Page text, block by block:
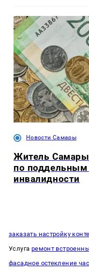
Новости Самары
Житель Самары
по
инвалидности
заказать настройку
Услуга ремонт
фасадное остекление